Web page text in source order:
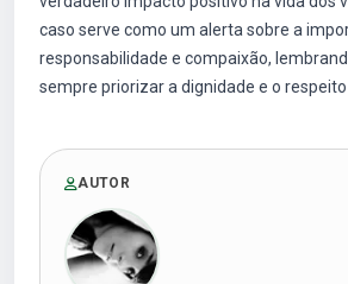
caso serve como um alerta sobre a
responsabilidade e compaixão,
sempre priorizar a dignidade e o respeito
AUTOR